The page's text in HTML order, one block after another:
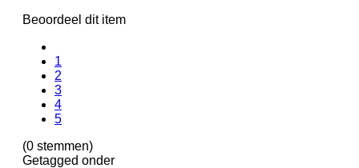
Beoordeel dit item
1
2
3
4
5
(0 stemmen)
Getagged onder